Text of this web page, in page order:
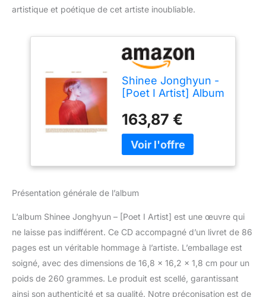
artistique et poétique de cet artiste inoubliable.
Shinee Jonghyun -
[Poet I Artist] Album
POP Sealed
163,87 €
Présentation générale de l’album
L’album Shinee Jonghyun – [Poet I Artist] est une œuvre qui
ne laisse pas indifférent. Ce CD accompagné d’un livret de 86
pages est un véritable hommage à l’artiste. L’emballage est
soigné, avec des dimensions de 16,8 x 16,2 x 1,8 cm pour un
poids de 260 grammes. Le produit est scellé, garantissant
ainsi son authenticité et sa qualité. Notre préconisation est de